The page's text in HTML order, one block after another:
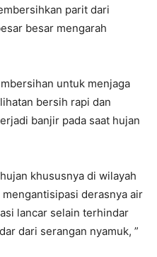
parit dari
besar mengarah
untuk menjaga
bersih rapi dan
banjir pada saat hujan
khususnya di wilayah
mengantisipasi derasnya air
lancar selain terhindar
dari serangan nyamuk, ”